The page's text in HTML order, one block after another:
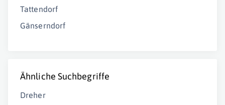
Tattendorf
Gänserndorf
Ähnliche Suchbegriffe
Dreher